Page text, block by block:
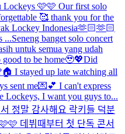
Lockeys 🩷🩷 Our first solo
🥰 thank you for the
Lockey Indonesia🫶🏻🫶🏻
...Seneng banget solo concert
untuk semua yang udah
to be home🥹💖Did
I stayed up late watching all
sent me💌💕 I can't express
Lockeys, I want you guys to...
정말 감사해요 락키들 덕분
데뷔때부터 첫 단독 콘서